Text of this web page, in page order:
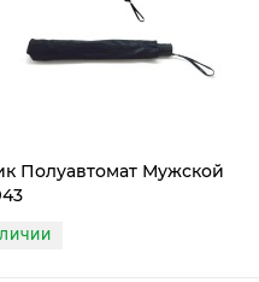
Полуавтомат Мужской